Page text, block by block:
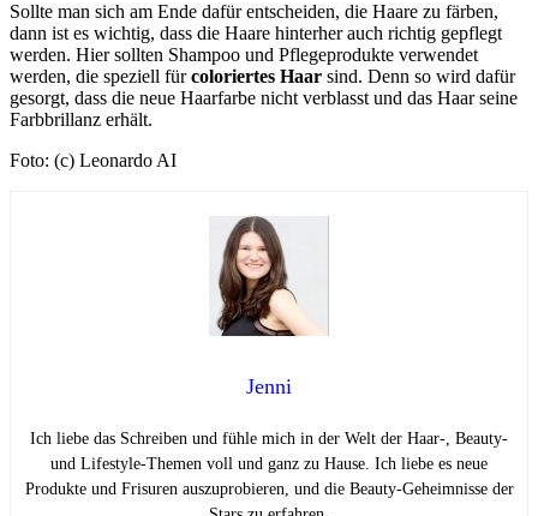
Sollte man sich am Ende dafür entscheiden, die Haare zu färben,
dann ist es wichtig, dass die Haare hinterher auch richtig gepflegt
werden. Hier sollten Shampoo und Pflegeprodukte verwendet
werden, die speziell fürcoloriertes Haar sind. Denn so wird dafür
gesorgt, dass die neue Haarfarbe nicht verblasst und das Haar seine
Farbbrillanz erhält.
Foto: (c) Leonardo AI
Jenni
Ich liebe das Schreiben und fühle mich in der Welt der Haar-, Beauty-
und Lifestyle-Themen voll und ganz zu Hause. Ich liebe es neue
Produkte und Frisuren auszuprobieren, und die Beauty-Geheimnisse der